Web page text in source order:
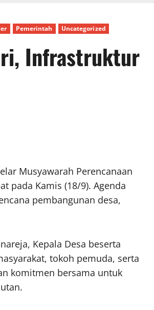
Pemerintah Uncategorized
Infrastruktur
Musyawarah Perencanaan
pada Kamis (18/9). Agenda
pembangunan desa,
Kepala Desa beserta
tokoh pemuda, serta
komitmen bersama untuk